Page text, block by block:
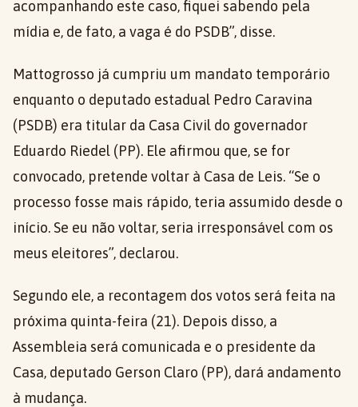
acompanhando este caso, fiquei sabendo pela
mídia e, de fato, a vaga é do PSDB”, disse.
Mattogrosso já cumpriu um mandato temporário
enquanto o deputado estadual Pedro Caravina
(PSDB) era titular da Casa Civil do governador
Eduardo Riedel (PP). Ele afirmou que, se for
convocado, pretende voltar à Casa de Leis. “Se o
processo fosse mais rápido, teria assumido desde o
início. Se eu não voltar, seria irresponsável com os
meus eleitores”, declarou.
Segundo ele, a recontagem dos votos será feita na
próxima quinta-feira (21). Depois disso, a
Assembleia será comunicada e o presidente da
Casa, deputado Gerson Claro (PP), dará andamento
à mudança.